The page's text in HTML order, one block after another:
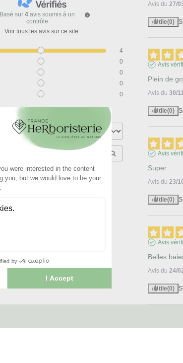
Basé sur 4 avis soumis à un
contrôle
Voir tous les avis sur ce site
4
0
0
0
0
Avis du 27/
Utile(0)
Avis
Plein de
Avis du 30/
Utile(0)
Avis
Super
Avis du 23/
Utile(0)
Avis
Belles
Avis du 24/
Utile(0)